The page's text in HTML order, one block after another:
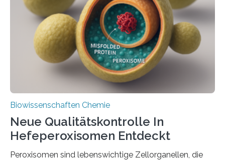
Biowissenschaften Chemie
Neue Qualitätskontrolle In
Hefeperoxisomen Entdeckt
Peroxisomen sind lebenswichtige Zellorganellen, die